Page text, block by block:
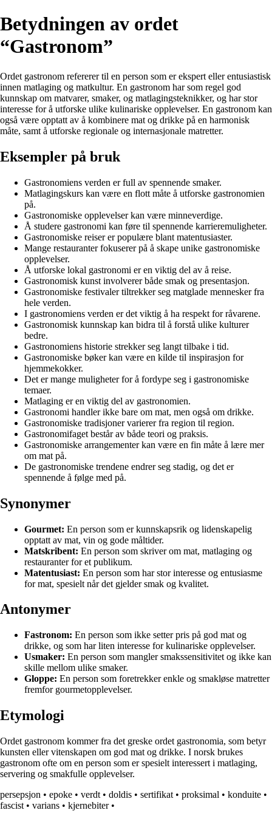
Betydningen av ordet
“Gastronom”
Ordet gastronom refererer til en person som er ekspert eller entusiastisk
innen matlaging og matkultur. En gastronom har som regel god
kunnskap om matvarer, smaker, og matlagingsteknikker, og har stor
interesse for å utforske ulike kulinariske opplevelser. En gastronom kan
også være opptatt av å kombinere mat og drikke på en harmonisk
måte, samt å utforske regionale og internasjonale matretter.
Eksempler på bruk
Gastronomiens verden er full av spennende smaker.
Matlagingskurs kan være en flott måte å utforske gastronomien
på.
Gastronomiske opplevelser kan være minneverdige.
Å studere gastronomi kan føre til spennende karrieremuligheter.
Gastronomiske reiser er populære blant matentusiaster.
Mange restauranter fokuserer på å skape unike gastronomiske
opplevelser.
Å utforske lokal gastronomi er en viktig del av å reise.
Gastronomisk kunst involverer både smak og presentasjon.
Gastronomiske festivaler tiltrekker seg matglade mennesker fra
hele verden.
I gastronomiens verden er det viktig å ha respekt for råvarene.
Gastronomisk kunnskap kan bidra til å forstå ulike kulturer
bedre.
Gastronomiens historie strekker seg langt tilbake i tid.
Gastronomiske bøker kan være en kilde til inspirasjon for
hjemmekokker.
Det er mange muligheter for å fordype seg i gastronomiske
temaer.
Matlaging er en viktig del av gastronomien.
Gastronomi handler ikke bare om mat, men også om drikke.
Gastronomiske tradisjoner varierer fra region til region.
Gastronomifaget består av både teori og praksis.
Gastronomiske arrangementer kan være en fin måte å lære mer
om mat på.
De gastronomiske trendene endrer seg stadig, og det er
spennende å følge med på.
Synonymer
Gourmet: En person som er kunnskapsrik og lidenskapelig
opptatt av mat, vin og gode måltider.
Matskribent: En person som skriver om mat, matlaging og
restauranter for et publikum.
Matentusiast: En person som har stor interesse og entusiasme
for mat, spesielt når det gjelder smak og kvalitet.
Antonymer
Fastronom: En person som ikke setter pris på god mat og
drikke, og som har liten interesse for kulinariske opplevelser.
Usmaker: En person som mangler smakssensitivitet og ikke kan
skille mellom ulike smaker.
Gloppe: En person som foretrekker enkle og smakløse matretter
fremfor gourmetopplevelser.
Etymologi
Ordet gastronom kommer fra det greske ordet gastronomia, som betyr
kunsten eller vitenskapen om god mat og drikke. I norsk brukes
gastronom ofte om en person som er spesielt interessert i matlaging,
servering og smakfulle opplevelser.
persepsjon • epoke • verdt • doldis • sertifikat • proksimal • konduite •
fascist • varians • kjernebiter•